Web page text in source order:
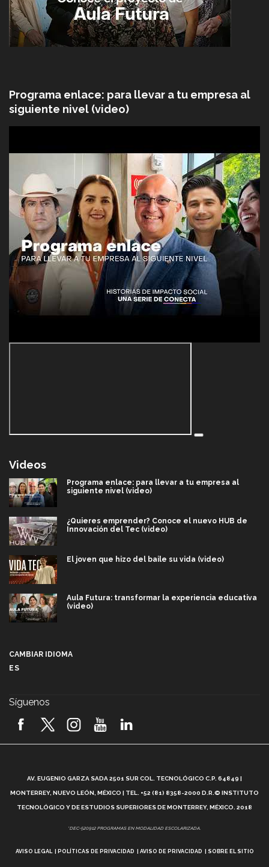
Programa enlace: para llevar a tu empresa al
siguiente nivel (video)
Videos
Programa enlace: para llevar a tu empresa al
siguiente nivel (video)
¿Quieres emprender? Conoce el nuevo HUB de
Innovación del Tec (video)
El joven que hizo del baile su vida (video)
Aula Futura: transformar la experiencia educativa
(video)
2026! (video)
¿Cómo es el Modelo Educativo Tec? (video)
Vida Tec: Feminismo e Inteligencia Artificial, Paola
CAMBIAR IDIOMA
ES
Síguenos
AV. EUGENIO GARZA SADA 2501 SUR COL. TECNOLÓGICO C.P. 64849 |
MONTERREY, NUEVO LEÓN, MÉXICO | TEL. +52 (81) 8358-2000 D.R.© INSTITUTO
TECNOLÓGICO Y DE ESTUDIOS SUPERIORES DE MONTERREY, MÉXICO. 2018
*DEC-520912 PROGRAMAS EN MODALIDAD ESCOLARIZADA.
AVISO LEGAL POLÍTICAS DE PRIVACIDAD AVISO DE PRIVACIDAD SOBRE EL SITIO